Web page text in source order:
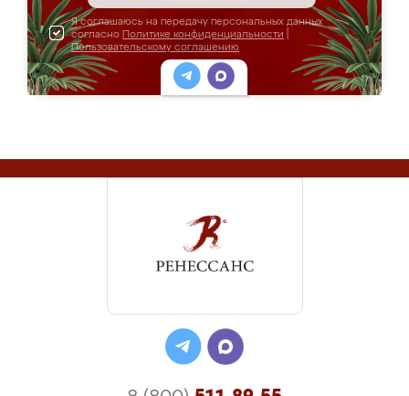
Я соглашаюсь на передачу персональных данных
согласно Политике конфиденциальности
Пользовательскому соглашению